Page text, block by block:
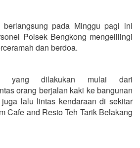
pada Minggu pagi ini
Polsek Bengkong mengelilingi
dan berdoa.
yang dilakukan mulai dari
orang berjalan kaki ke bangunan
lalu lintas kendaraan di sekitar
Cafe and Resto Teh Tarik Belakang